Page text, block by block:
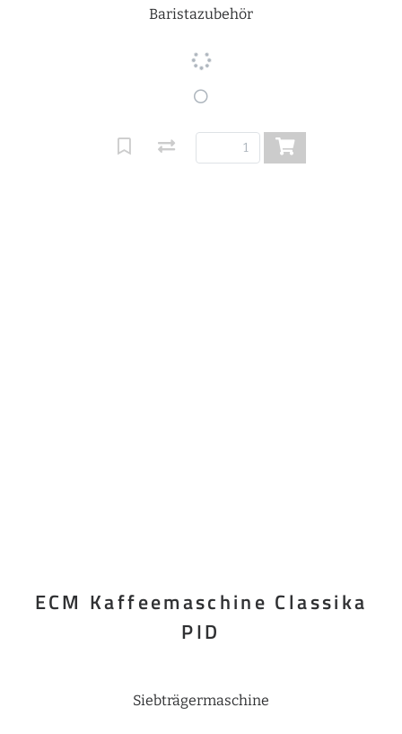
Baristazubehör
ECM Kaffeemaschine Classika
PID
Siebträgermaschine